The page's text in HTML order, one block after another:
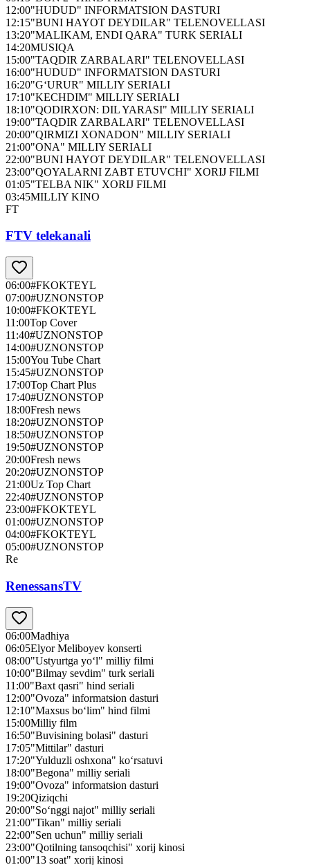
12:00"HUDUD" INFORMATSION DASTURI
12:15"BUNI HAYOT DEYDILAR" TELENOVELLASI
13:20"MALIKAM, ENDI QARA" TURK SERIALI
14:20MUSIQA
15:00"TAQDIR ZARBALARI" TELENOVELLASI
16:00"HUDUD" INFORMATSION DASTURI
16:20"G‘URUR" MILLIY SERIALI
17:10"KECHDIM" MILLIY SERIALI
18:10"QODIRXON: DIL YARASI" MILLIY SERIALI
19:00"TAQDIR ZARBALARI" TELENOVELLASI
20:00"QIRMIZI XONADON" MILLIY SERIALI
21:00"ONA" MILLIY SERIALI
22:00"BUNI HAYOT DEYDILAR" TELENOVELLASI
23:00"QOYALARNI ZABT ETUVCHI" XORIJ FILMI
01:05"TELBA NIK" XORIJ FILMI
03:45MILLIY KINO
FT
FTV telekanali
06:00#FKOKTEYL
07:00#UZNONSTOP
10:00#FKOKTEYL
11:00Top Cover
11:40#UZNONSTOP
14:00#UZNONSTOP
15:00You Tube Chart
15:45#UZNONSTOP
17:00Top Chart Plus
17:40#UZNONSTOP
18:00Fresh news
18:20#UZNONSTOP
18:50#UZNONSTOP
19:50#UZNONSTOP
20:00Fresh news
20:20#UZNONSTOP
21:00Uz Top Chart
22:40#UZNONSTOP
23:00#FKOKTEYL
01:00#UZNONSTOP
04:00#FKOKTEYL
05:00#UZNONSTOP
Re
RenessansTV
06:00Madhiya
06:05Elyor Meliboyev konserti
08:00"Ustyurtga yo‘l" milliy filmi
10:00"Bilmay sevdim" turk seriali
11:00"Baxt qasri" hind seriali
12:00"Ovoza" informatsion dasturi
12:10"Maxsus bo‘lim" hind filmi
15:00Milliy film
16:50"Buvisining bolasi" dasturi
17:05"Mittilar" dasturi
17:20"Yulduzli oshxona" ko‘rsatuvi
18:00"Begona" milliy seriali
19:00"Ovoza" informatsion dasturi
19:20Qiziqchi
20:00"So‘nggi najot" milliy seriali
21:00"Tikan" milliy seriali
22:00"Sen uchun" milliy seriali
23:00"Qotilning tansoqchisi" xorij kinosi
01:00"13 soat" xorij kinosi